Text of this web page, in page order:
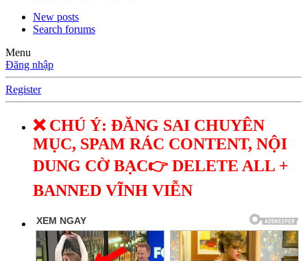
New posts
Search forums
Menu
Đăng nhập
Register
❌ CHÚ Ý: ĐĂNG SAI CHUYÊN
MỤC, SPAM RÁC CONTENT, NỘI
DUNG CỜ BẠC👉 DELETE ALL +
BANNED VĨNH VIỄN